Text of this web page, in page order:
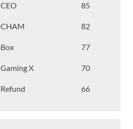
CEO 85
CHAM 82
Box 77
Gaming X 70
Refund 66